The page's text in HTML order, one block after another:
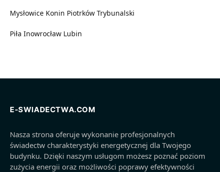
Mysłowice Konin Piotrków Trybunalski
Piła Inowrocław Lubin
E-SWIADECTWA.COM
Nasza strona oferuje wykonanie profesjonalnych
świadectw charakterystyki energetycznej dla Twojego
budynku. Dzięki naszym usługom możesz poznać poziom
zużycia energii oraz możliwości poprawy efektywności